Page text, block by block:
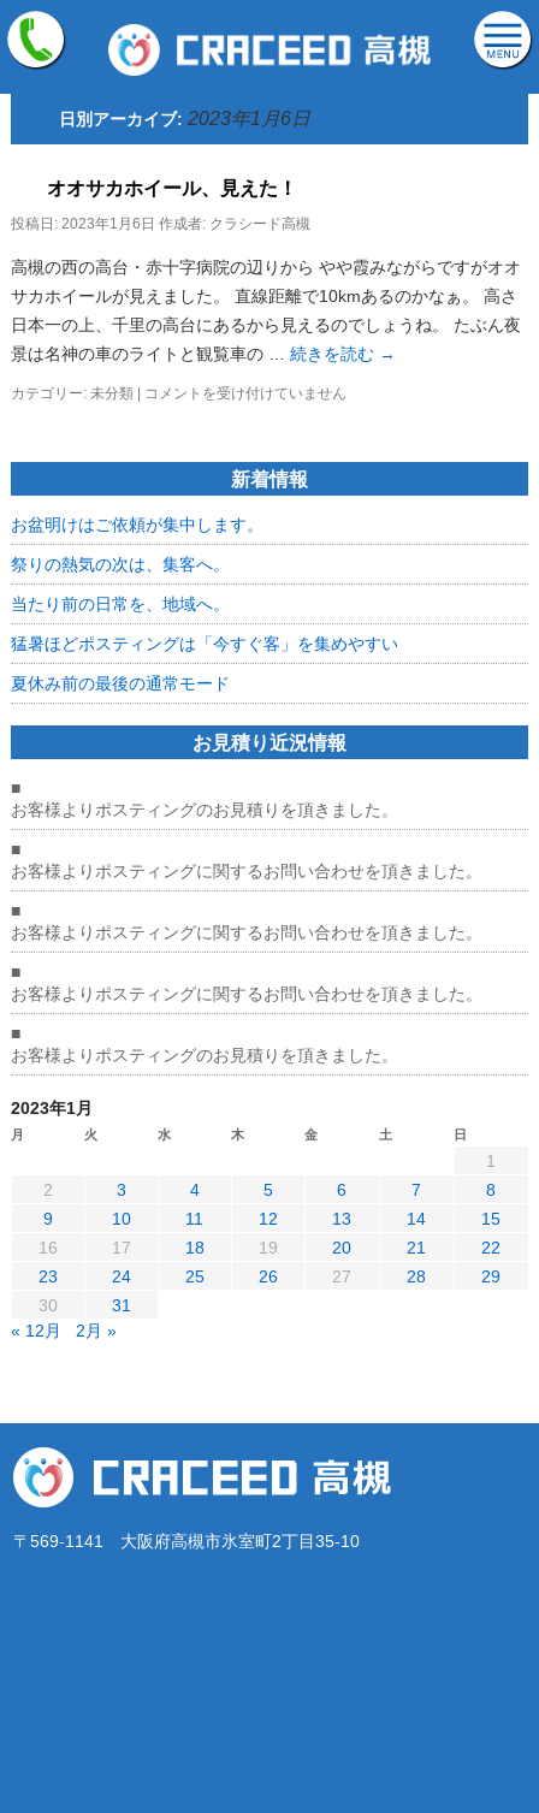
日別アーカイブ: 2023年1月6日
オオサカホイール、見えた！
投稿日: 2023年1月6日 作成者: クラシード高槻
高槻の西の高台・赤十字病院の辺りから やや霞みながらですがオオ
サカホイールが見えました。 直線距離で10kmあるのかなぁ。 高さ
日本一の上、千里の高台にあるから見えるのでしょうね。 たぶん夜
景は名神の車のライトと観覧車の … 続きを読む →
カテゴリー: 未分類 | オ
イ
ー
ル、
見
え
た！
は
コメントを受け付けていません
新着情報
お盆明けはご依頼が集中します。
祭りの熱気の次は、集客へ。
当たり前の日常を、地域へ。
猛暑ほどポスティングは「今すぐ客」を集めやすい
夏休み前の最後の通常モード
お見積り近況情報
■
お客様よりポスティングのお見積りを頂きました。
■
お客様よりポスティングに関するお問い合わせを頂きました。
■
お客様よりポスティングに関するお問い合わせを頂きました。
■
お客様よりポスティングに関するお問い合わせを頂きました。
■
お客様よりポスティングのお見積りを頂きました。
2023年1月
月 火 水 木 金 土 日
1
2
3 4 5 6 7
8
9
10 11 12 13 14
15
16
17 18 19 20 21
22
23
24 25 26 27 28
29
30
31
« 12月
2月 »
〒569-1141 大阪府高槻市氷室町2丁目35-10